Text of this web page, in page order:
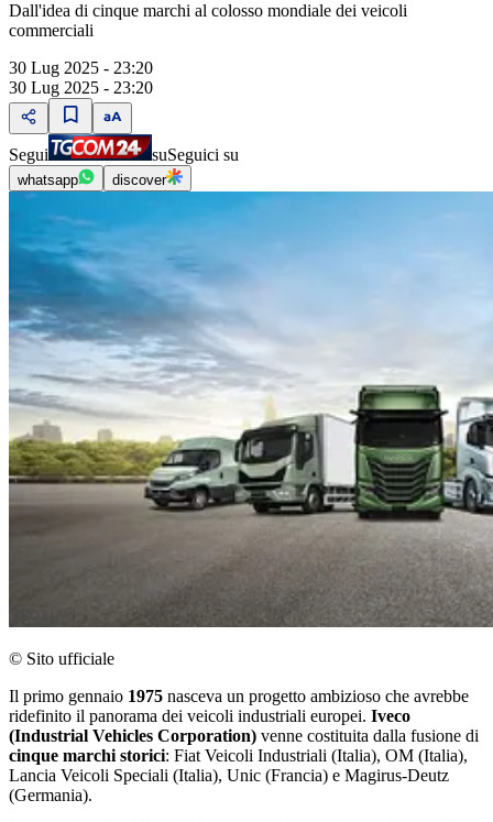
Dall'idea di cinque marchi al colosso mondiale dei veicoli
commerciali
30 Lug 2025 - 23:20
30 Lug 2025 - 23:20
Segui suSeguici su
whatsapp discover
© Sito ufficiale
Il primo gennaio 1975 nasceva un progetto ambizioso che avrebbe
ridefinito il panorama dei veicoli industriali europei. Iveco
(Industrial Vehicles Corporation) venne costituita dalla fusione di
cinque marchi storici: Fiat Veicoli Industriali (Italia), OM (Italia),
Lancia Veicoli Speciali (Italia), Unic (Francia) e Magirus-Deutz
(Germania).